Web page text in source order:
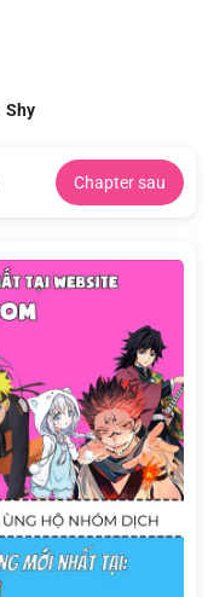
Shy
Chapter sau